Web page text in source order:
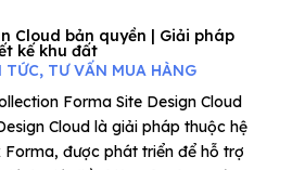
Cloud bản quyền | Giải pháp
kế khu đất
TỨC, TƯ VẤN MUA HÀNG
Forma Site Design Cloud
Cloud là giải pháp thuộc hệ
Forma, được phát triển để hỗ trợ